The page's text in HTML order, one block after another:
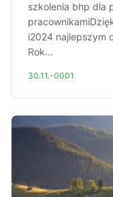
szkolenia bhp dla
i2024 najlepszym
Rok...
30.11.-0001